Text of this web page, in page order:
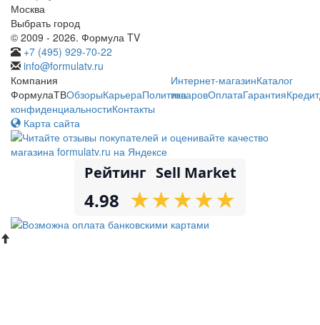
Москва
Выбрать город
© 2009 - 2026. Формула TV
+7 (495) 929-70-22
info@formulatv.ru
Компания
ФормулаТВОбзорыКарьераПолитика
конфиденциальностиКонтакты
Интернет-магазинКаталог
товаровОплатаГарантияКредит
Карта сайта
Рейтинг Sell Market
4.98 ★
★★
★★
★★
★★
★